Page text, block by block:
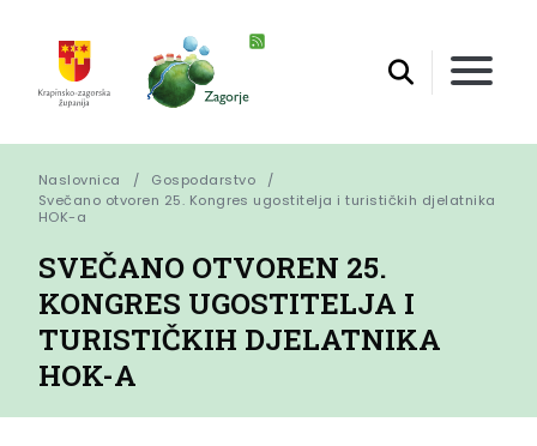
Naslovnica
Gospodarstvo
Svečano otvoren 25. Kongres ugostitelja i turističkih djelatnika
HOK-a
SVEČANO OTVOREN 25.
KONGRES UGOSTITELJA I
TURISTIČKIH DJELATNIKA
HOK-A